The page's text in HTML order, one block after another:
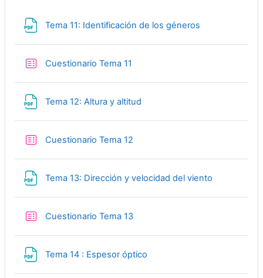
Tema 11: Identificación de los géneros
Cuestionario Tema 11
Tema 12: Altura y altitud
Cuestionario Tema 12
Tema 13: Dirección y velocidad del viento
Cuestionario Tema 13Quiz
Tema 14 : Espesor óptico